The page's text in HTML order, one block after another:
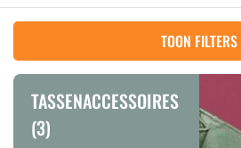
TOON FILTERS
TASSENACCESSOIRES
(3)